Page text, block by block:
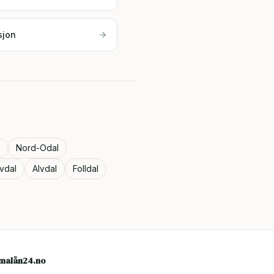
Nord-Odal
Alvdal Folldal